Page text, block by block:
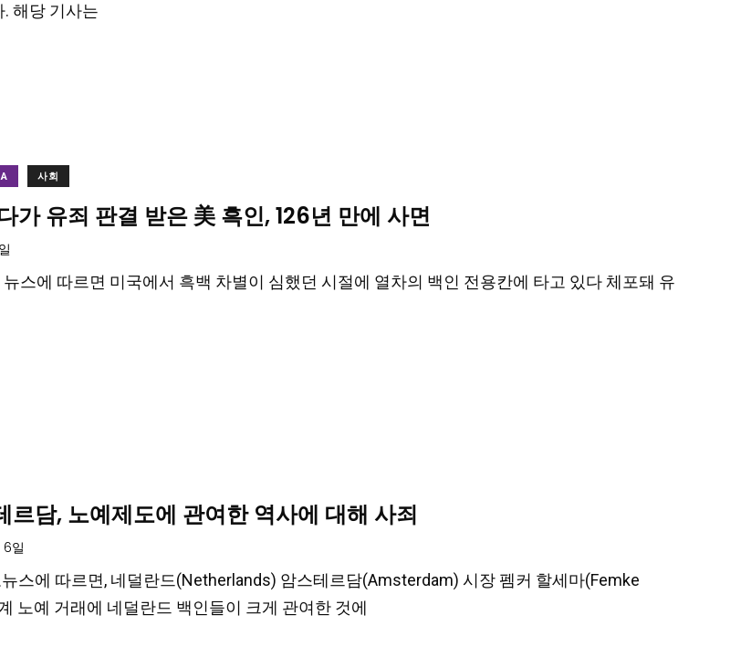
해당 기사는
사회
가 유죄 판결 받은 美 흑인, 126년 만에 사면
뉴스에 따르면 미국에서 흑백 차별이 심했던 시절에 열차의 백인 전용칸에 타고 있다 체포돼 유
르담, 노예제도에 관여한 역사에 대해 사죄
6일
스에 따르면, 네덜란드(Netherlands) 암스테르담(Amsterdam) 시장 펨커 할세마(Femke
노예 거래에 네덜란드 백인들이 크게 관여한 것에